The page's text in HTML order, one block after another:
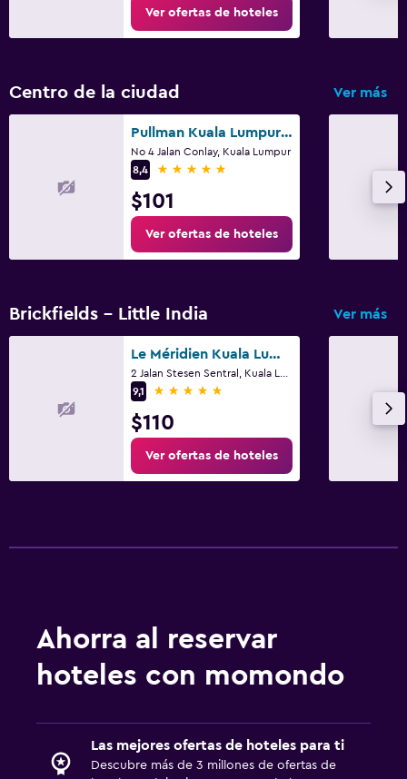
Ver ofertas de hoteles
Centro de la ciudad Ver más
Pullman Kuala Lumpur City Centre - Hotel & Residences
No 4 Jalan Conlay, Kuala Lumpur
8,4
5 estrellas
$101
Ver ofertas de hoteles
Brickfields - Little India Ver más
Le Méridien Kuala Lumpur
9,1
5 estrellas
$110
Ver ofertas de hoteles
Ahorra al reservar
hoteles con momondo
Las mejores ofertas de hoteles para ti
Descubre más de 3 millones de ofertas de